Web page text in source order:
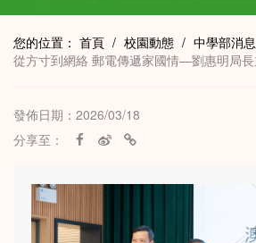
您的位置： 首頁 / 校園動態 / 中學部消息
從方寸到網絡 郵電傳遞家國情—劉惠明局
發佈日期：2026/03/18
分享至：